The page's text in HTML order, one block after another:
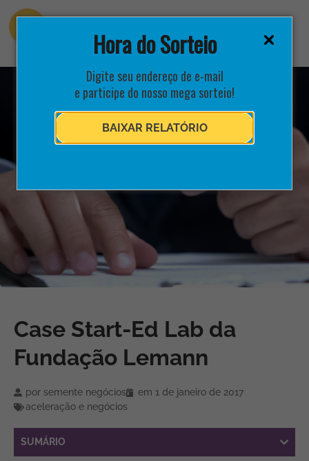
Hora do Sorteio
Digite seu endereço de e-mail
e participe do nosso mega sorteio!
BAIXAR RELATÓRIO
Case Start-Ed Lab da
Fundação Lemann
por semente negócios em 1 de janeiro de 2017
aceleração e negócios
SUMÁRIO